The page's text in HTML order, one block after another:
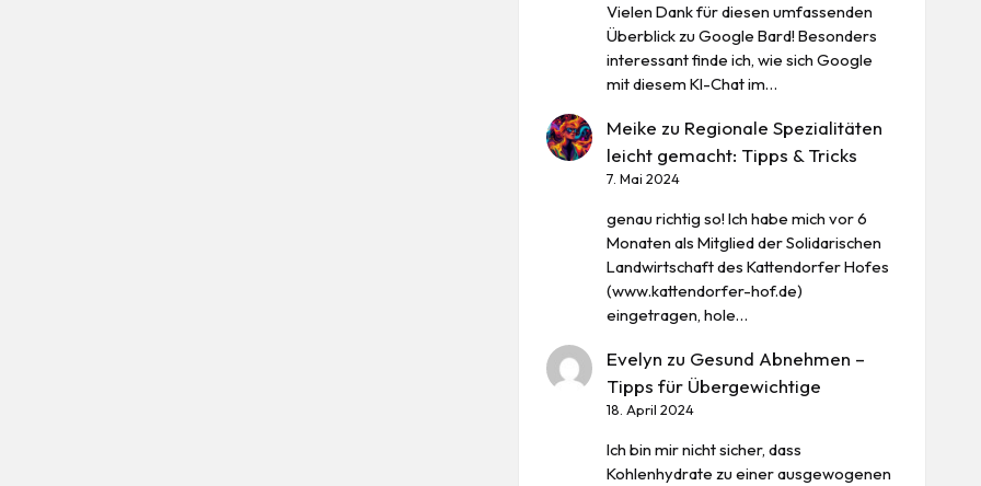
Vielen Dank für diesen umfassenden
Überblick zu Google Bard! Besonders
interessant finde ich, wie sich Google
mit diesem KI-Chat im…
Meike zu Regionale Spezialitäten
leicht gemacht: Tipps & Tricks
7. Mai 2024
genau richtig so! Ich habe mich vor 6
Monaten als Mitglied der Solidarischen
Landwirtschaft des Kattendorfer Hofes
(www.kattendorfer-hof.de)
eingetragen, hole…
Evelyn zu Gesund Abnehmen –
Tipps für Übergewichtige
18. April 2024
Ich bin mir nicht sicher, dass
Kohlenhydrate zu einer ausgewogenen